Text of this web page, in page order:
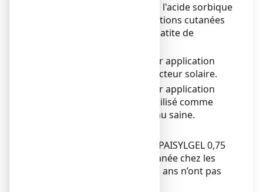
Ce médicament contient de l'acide sorbique
et peut provoquer des réactions cutanées
locales (par exemple : dermatite de
APAISYLGEL 0,75 %, gel pour application
cutanée, n'est pas un protecteur solaire.
APAISYLGEL 0,75 %, gel pour application
cutanée, ne doit pas être utilisé comme
crème de soins sur une peau saine.
La sécurité et l’efficacité d’APAISYLGEL 0,75
%, gel pour application cutanée chez les
enfants âgés de moins de 2 ans n’ont pas